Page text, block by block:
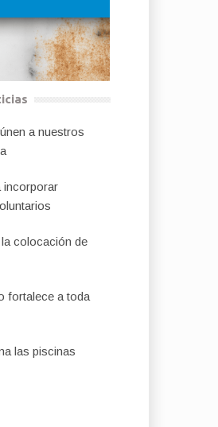
a nuestros
incorporar
colocación de
fortalece a toda
las piscinas